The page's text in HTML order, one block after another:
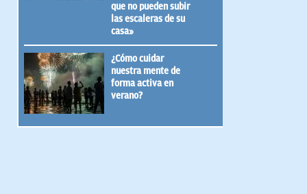
que no pueden subir
las escaleras de su
casa»
¿Cómo cuidar
nuestra mente de
forma activa en
verano?